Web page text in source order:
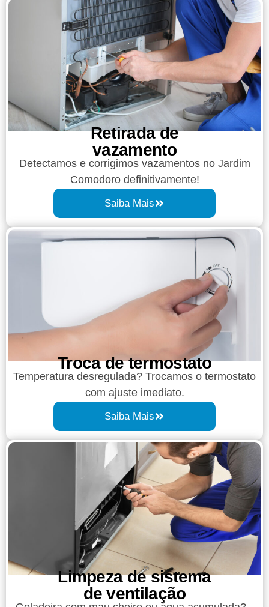
Retirada de
vazamento​​
Detectamos e corrigimos vazamentos no Jardim
Comodoro definitivamente!
Saiba Mais
Troca de termostato
Temperatura desregulada? Trocamos o termostato
com ajuste imediato.
Saiba Mais
Limpeza de sistema
de ventilação